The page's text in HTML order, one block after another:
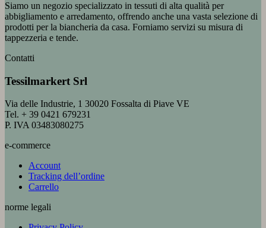
Siamo un negozio specializzato in tessuti di alta qualità per
abbigliamento e arredamento, offrendo anche una vasta selezione di
prodotti per la biancheria da casa. Forniamo servizi su misura di
tappezzeria e tende.
Contatti
Tessilmarkert Srl
Via delle Industrie, 1 30020 Fossalta di Piave VE
Tel. + 39 0421 679231
P. IVA 03483080275
e-commerce
Account
Tracking dell’ordine
Carrello
norme legali